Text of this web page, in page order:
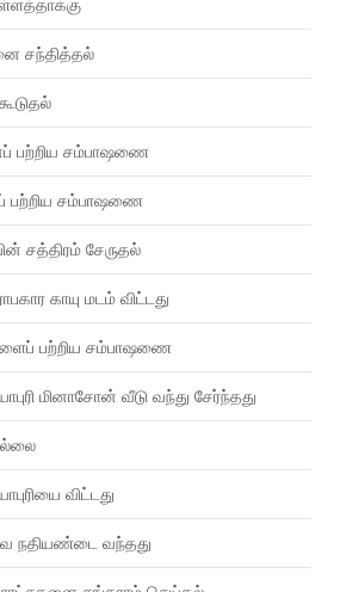
சந்தித்தல்
பற்றிய சம்பாஷணை
பற்றிய சம்பாஷணை
சத்திரம் சேருதல்
காயு மடம் விட்டது
பற்றிய சம்பாஷணை
மினாசோன் வீடு வந்து சேர்ந்தது
விட்டது
நதியண்டை வந்தது